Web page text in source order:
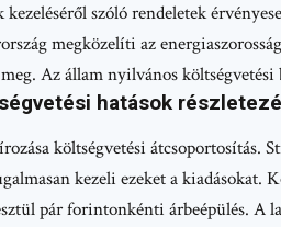
kezeléséről szóló rendeletek
megközelíti az
Az állam nyilvános
hatások
költségvetési átcsoportosítás.
kezeli ezeket a kiadásokat.
pár forintonkénti árbeépülés. A